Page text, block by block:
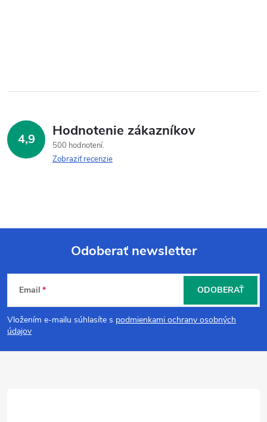
4,9 Hodnotenie zákazníkov
500 hodnotení
Zobraziť recenzie
Z
á
p
Odoberať newsletter
Email
Vložením e-mailu súhlasíte s podmienkami ochrany osobných
údajov
ODOBERAŤ